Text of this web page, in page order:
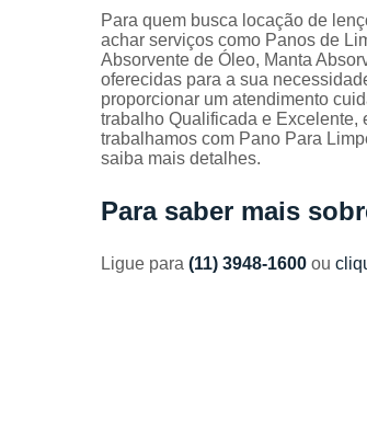
Para quem busca locação de
achar serviços como Panos de
Absorvente de Óleo, Manta
oferecidas para a sua
proporcionar um atendimento
trabalho Qualificada e Excelente,
trabalhamos com Pano Para
saiba mais detalhes.
Para saber mais
Ligue para (11) 3948-1600 ou